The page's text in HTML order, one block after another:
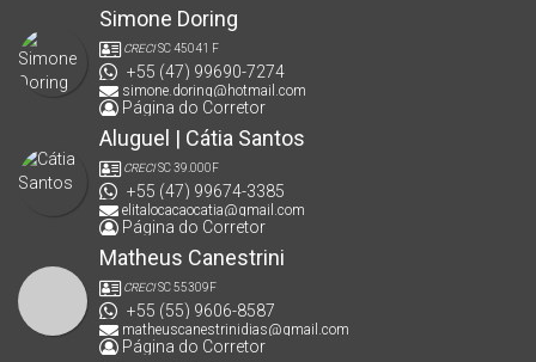
Simone Doring
CRECISC 45041 F
+55 (47) 99690-7274
simone.doring@hotmail.com
Página do Corretor
Aluguel | Cátia Santos
CRECISC 39.000F
+55 (47) 99674-3385
elitalocacaocatia@gmail.com
Página do Corretor
Matheus Canestrini
CRECISC 55309F
+55 (55) 9606-8587
matheuscanestrinidias@gmail.com
Página do Corretor